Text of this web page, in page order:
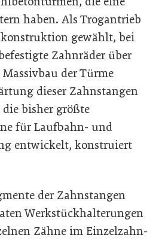
haben. Als Trogantrieb
gewählt, bei
Zahnräder über
der Türme
dieser Zahnstangen
bisher größte
für Laufbahn- und
entwickelt, konstruiert
der Zahnstangen
Werkstückhalterungen
Zähne im Einzelzahn-